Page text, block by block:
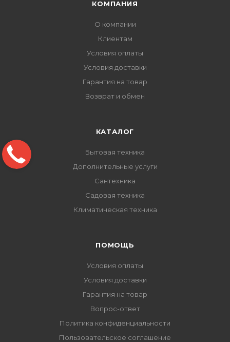
КОМПАНИЯ
О компании
Клиентам
Условия оплаты
Условия доставки
Гарантия на товар
Возврат и обмен
КАТАЛОГ
Бытовая техника
Дополнительные услуги
Сантехника
Садовая техника
Климатическая техника
ПОМОЩЬ
Условия оплаты
Условия доставки
Гарантия на товар
Вопрос-ответ
Политика конфиденциальности
Пользовательское соглашение